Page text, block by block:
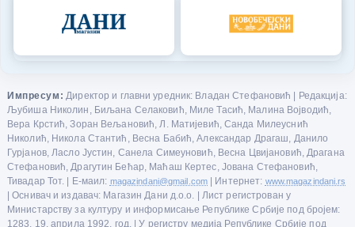
Импресум: Директор и главни уредник: Владан Стефановић | Редакција:
Љубиша Николин, Биљана Селаковић, Миле Тасић, Малина Војводић,
Вера Крстић, Зоран Вељановић, Л. Матијевић, Санда Милеуснић
Николић, Никола Стантић, Весна Бабић, Александар Драгаш, Данило
Гурјанов, Ласло Јустин, Санела Симеуновић, Весна Цвијановић, Драгана
Стефановић, Драгутин Бећар, Маћаш Кертес, Јована Стефановић,
Тивадар Тот. | Е-маил: magazindani@gmail.com | Интернет: www.magazindani.rs
| Оснивач и издавач: Магазин Дани д.о.о. | Лист регистрован у
Министарству за културу и информисање Републике Србије под бројем:
1283, 19. априла 1992. год. | У регистру медија Републике Србије под